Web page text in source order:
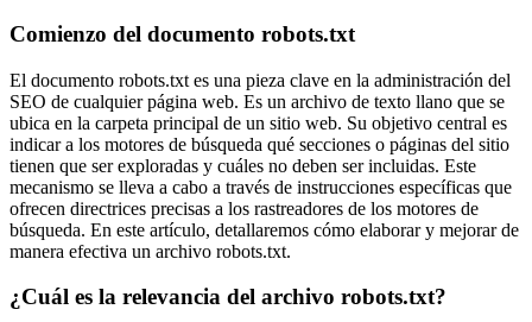
Comienzo del documento robots.txt
El documento robots.txt es una pieza clave en la administración del
SEO de cualquier página web. Es un archivo de texto llano que se
ubica en la carpeta principal de un sitio web. Su objetivo central es
indicar a los motores de búsqueda qué secciones o páginas del sitio
tienen que ser exploradas y cuáles no deben ser incluidas. Este
mecanismo se lleva a cabo a través de instrucciones específicas que
ofrecen directrices precisas a los rastreadores de los motores de
búsqueda. En este artículo, detallaremos cómo elaborar y mejorar de
manera efectiva un archivo robots.txt.
¿Cuál es la relevancia del archivo robots.txt?